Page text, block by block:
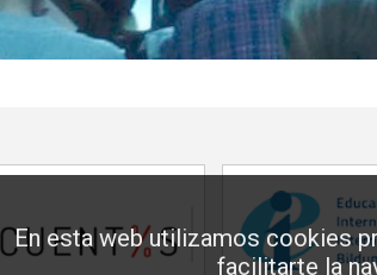
En esta web utilizamos cookies
facilitarte la